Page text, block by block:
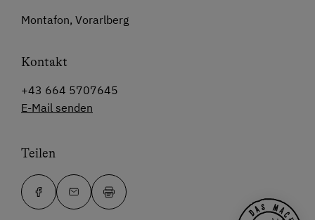
Montafon, Vorarlberg
Kontakt
+43 664 5707645
E-Mail senden
Teilen